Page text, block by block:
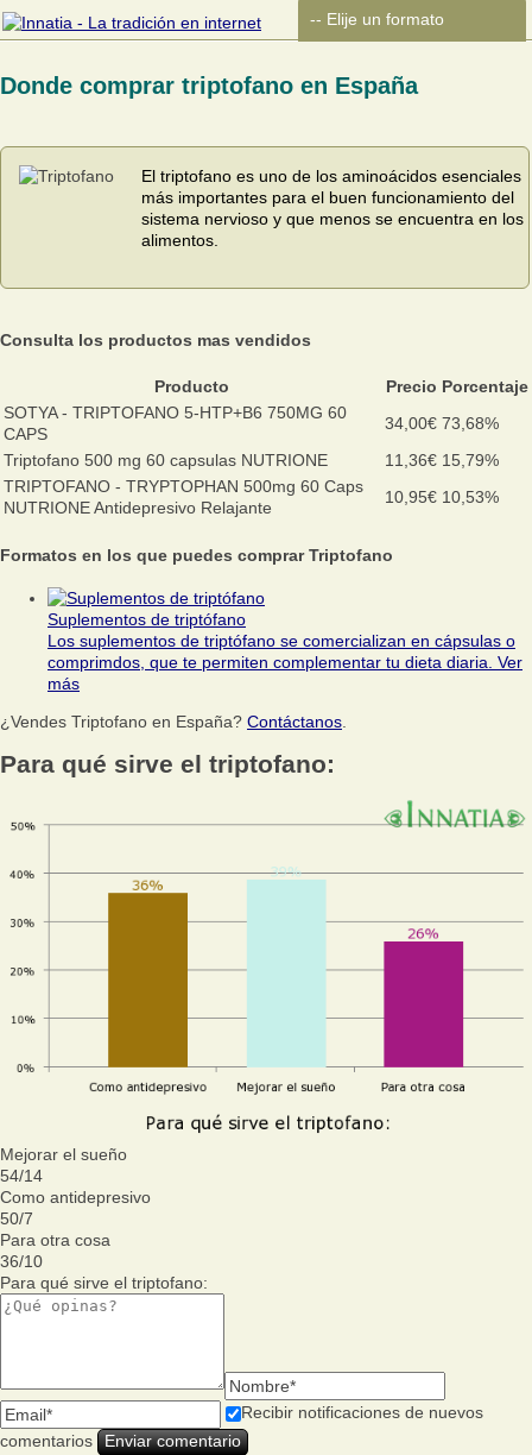
Donde comprar triptofano en España
El triptofano es uno de los aminoácidos esenciales
más importantes para el buen funcionamiento del
sistema nervioso y que menos se encuentra en los
alimentos.
Consulta los productos mas vendidos
Producto Precio Porcentaje
SOTYA - TRIPTOFANO 5-HTP+B6 750MG 60
CAPS
34,00€ 73,68%
Triptofano 500 mg 60 capsulas NUTRIONE
11,36€ 15,79%
TRIPTOFANO - TRYPTOPHAN 500mg 60 Caps
NUTRIONE Antidepresivo Relajante
10,95€ 10,53%
Formatos en los que puedes comprar Triptofano
Suplementos de triptófano
Los suplementos de triptófano se comercializan en cápsulas o
comprimdos, que te permiten complementar tu dieta diaria. Ver
más
¿Vendes Triptofano en España? Contáctanos.
Para qué sirve el triptofano:
Mejorar el sueño
54/14
Como antidepresivo
50/7
Para otra cosa
36/10
Para qué sirve el triptofano:
Recibir notificaciones de nuevos
comentarios